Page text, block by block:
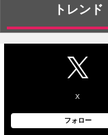
トレンド
X
フォロー